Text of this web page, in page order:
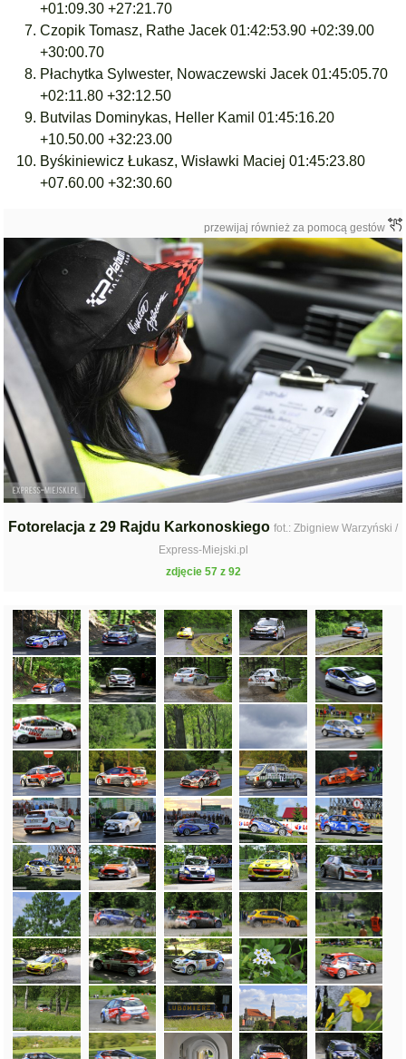
+01:09.30 +27:21.70
Czopik Tomasz, Rathe Jacek 01:42:53.90 +02:39.00
+30:00.70
Płachytka Sylwester, Nowaczewski Jacek 01:45:05.70
+02:11.80 +32:12.50
Butvilas Dominykas, Heller Kamil 01:45:16.20
+10.50.00 +32:23.00
Byśkiniewicz Łukasz, Wisławki Maciej 01:45:23.80
+07.60.00 +32:30.60
przewijaj również za pomocą gestów
Fotorelacja z 29 Rajdu Karkonoskiego fot.: Zbigniew Warzyński /
Express-Miejski.pl
zdjęcie 57 z 92